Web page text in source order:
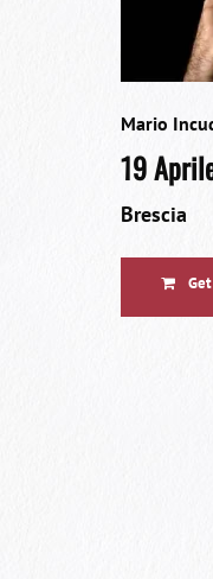
Mario
19
Brescia